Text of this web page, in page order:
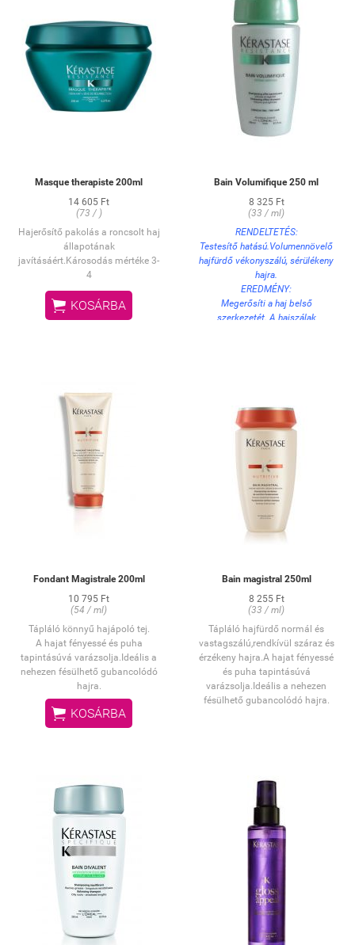
Masque therapiste 200ml
14 605 Ft
(73 / )
Hajerősítő pakolás a roncsolt haj
állapotának
javításáért.Károsodás mértéke 3-
4
 KOSÁRBA
Bain Volumifique 250 ml
8 325 Ft
(33 / ml)
RENDELTETÉS:
Testesítő hatású.Volumennövelő
hajfürdő vékonyszálú, sérülékeny
hajra.
EREDMÉNY:
Megerősíti a haj belső
szerkezetét. A hajszálak
végül ismételje meg a műveletet.
Fondant Magistrale 200ml
10 795 Ft
(54 / ml)
Tápláló könnyű hajápoló tej.
A hajat fényessé és puha
tapintásúvá varázsolja.Ideális a
nehezen fésülhető gubancolódó
hajra.
 KOSÁRBA
Bain magistral 250ml
8 255 Ft
(33 / ml)
Tápláló hajfürdő normál és
vastagszálú,rendkívül száraz és
érzékeny hajra.A hajat fényessé
és puha tapintásúvá
varázsolja.Ideális a nehezen
fésülhető gubancolódó hajra.